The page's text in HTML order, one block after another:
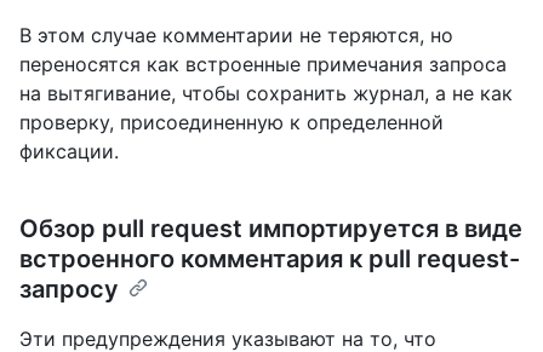
В этом случае комментарии не теряются, но
переносятся как встроенные примечания запроса
на вытягивание, чтобы сохранить журнал, а не как
проверку, присоединенную к определенной
фиксации.
Обзор pull request импортируется в виде
встроенного комментария к pull request-
запросу
Эти предупреждения указывают на то, что